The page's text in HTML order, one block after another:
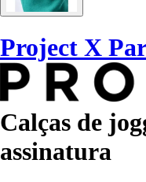
Project X
Calças de
assinatura